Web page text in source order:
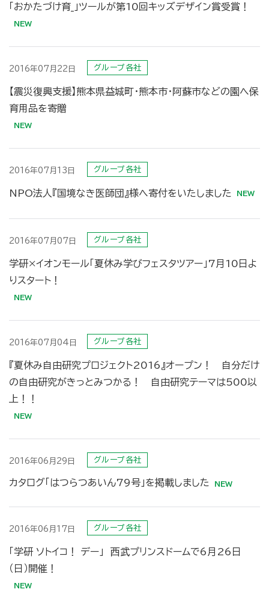
「おかたづけ育_」ツールが第10回キッズデザイン賞受賞！
2016年07月22日 グループ各社
【震災復興支援】熊本県益城町・熊本市・阿蘇市などの園へ保
育用品を寄贈
2016年07月13日 グループ各社
NPO法人『国境なき医師団』様へ寄付をいたしました
2016年07月07日 グループ各社
学研×イオンモール「夏休み学びフェスタツアー」7月10日よ
りスタート！
2016年07月04日 グループ各社
『夏休み自由研究プロジェクト2016』オープン！ 自分だけ
の自由研究がきっとみつかる！ 自由研究テーマは500以
上！！
2016年06月29日 グループ各社
カタログ「はつらつあいん79号」を掲載しました
2016年06月17日 グループ各社
「学研 ソトイコ！ デー」 西武プリンスドームで6月26日
（日）開催！